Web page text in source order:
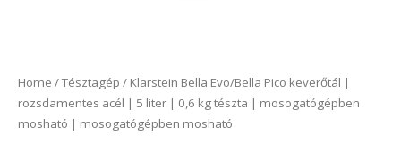
Home /Tésztagép / Klarstein Bella Evo/Bella Pico keverőtál |
rozsdamentes acél | 5 liter | 0,6 kg tészta | mosogatógépben
mosható | mosogatógépben mosható